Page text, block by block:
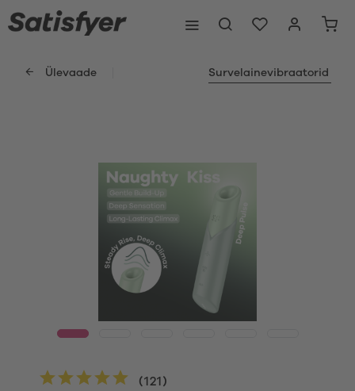
Ülevaade Survelainevibraatorid
(121 )